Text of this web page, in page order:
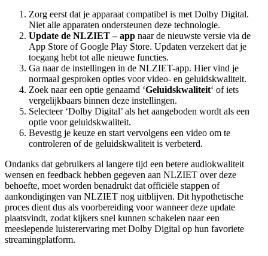
Zorg eerst dat je apparaat compatibel is met Dolby Digital.
Niet alle apparaten ondersteunen deze technologie.
Update de NLZIET– app naar de nieuwste versie via de
App Store of Google Play Store. Updaten verzekert dat je
toegang hebt tot alle nieuwe functies.
Ga naar de instellingen in de NLZIET-app. Hier vind je
normaal gesproken opties voor video- en geluidskwaliteit.
Zoek naar een optie genaamd ‘Geluidskwaliteit‘ of iets
vergelijkbaars binnen deze instellingen.
Selecteer ‘Dolby Digital’ als het aangeboden wordt als een
optie voor geluidskwaliteit.
Bevestig je keuze en start vervolgens een video om te
controleren of de geluidskwaliteit is verbeterd.
Ondanks dat gebruikers al langere tijd een betere audiokwaliteit
wensen en feedback hebben gegeven aan NLZIET over deze
behoefte, moet worden benadrukt dat officiële stappen of
aankondigingen van NLZIET nog uitblijven. Dit hypothetische
proces dient dus als voorbereiding voor wanneer deze update
plaatsvindt, zodat kijkers snel kunnen schakelen naar een
meeslepende luisterervaring met Dolby Digital op hun favoriete
streamingplatform.